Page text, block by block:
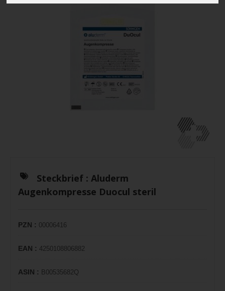
Steckbrief : Aluderm
Augenkompresse Duocul steril
PZN : 00006416
EAN : 4250108806882
ASIN : B00535682Q